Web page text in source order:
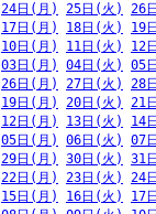
24日(月) 25日(火) 26
17日(月) 18日(火) 19
10日(月) 11日(火) 12
03日(月) 04日(火) 05
26日(月) 27日(火) 28
19日(月) 20日(火) 21
12日(月) 13日(火) 14
05日(月) 06日(火) 07
29日(月) 30日(火) 31
22日(月) 23日(火) 24
15日(月) 16日(火) 17